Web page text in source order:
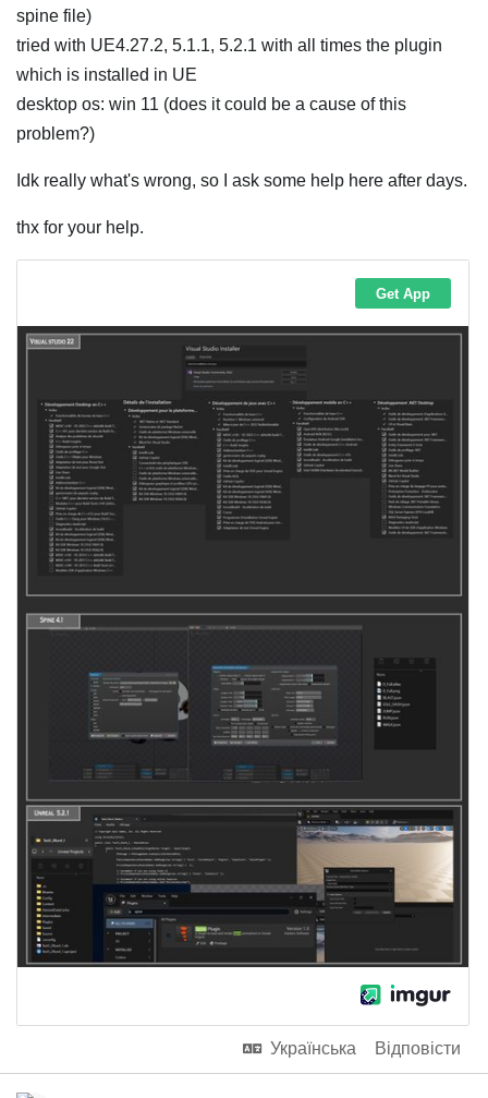
spine file)
tried with UE4.27.2, 5.1.1, 5.2.1 with all times the plugin
which is installed in UE
desktop os: win 11 (does it could be a cause of this
problem?)
Idk really what's wrong, so I ask some help here after days.
thx for your help.
Українська Відповісти